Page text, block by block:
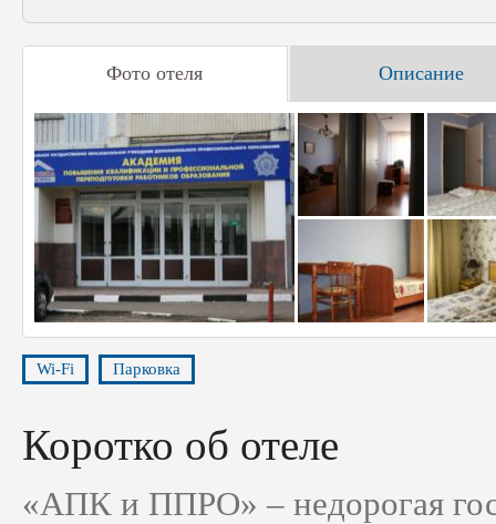
Фото отеля Описание
Wi-Fi Парковка
Коротко об отеле
«АПК и ППРО» – недорогая